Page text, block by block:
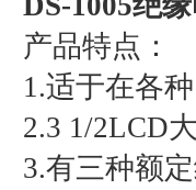
产品特点：
1.适于在各
2.3 1/2LCD
3.有三种额